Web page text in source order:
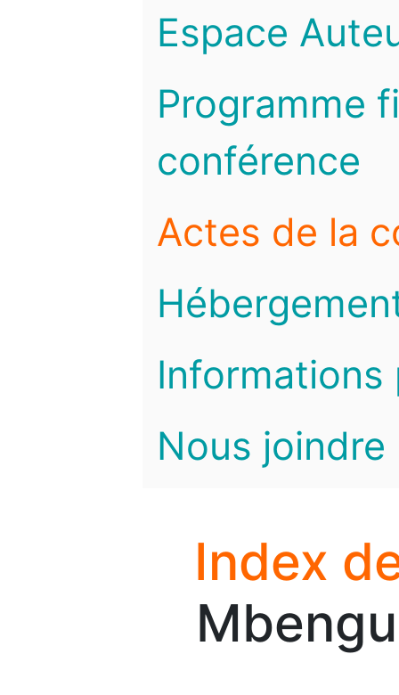
Espace
Programme
conférence
Actes de la
Informations
Nous joindre
Index